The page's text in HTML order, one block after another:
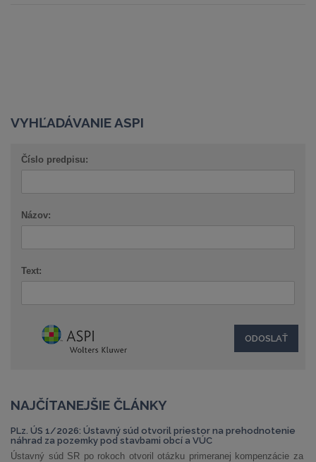
VYHĽADÁVANIE ASPI
Číslo predpisu:
Názov:
Text:
NAJČÍTANEJŠIE ČLÁNKY
PLz. ÚS 1/2026: Ústavný súd otvoril priestor na prehodnotenie
náhrad za pozemky pod stavbami obcí a VÚC
Ústavný súd SR po rokoch otvoril otázku primeranej kompenzácie za